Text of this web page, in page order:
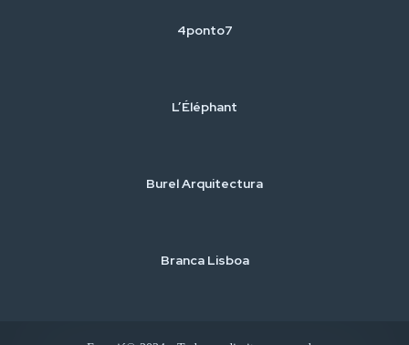
4ponto7
L’Éléphant
Burel Arquitectura
Branca Lisboa